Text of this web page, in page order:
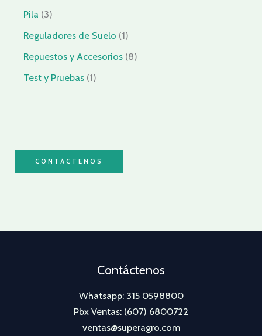
Pila 3
Reguladores de Suelo 1
Repuestos y Accesorios 8
Test y Pruebas 1
CONTÁCTENOS
Contáctenos
Whatsapp: 315 0598800
Pbx Ventas: (607) 6800722
ventas@superagro.com